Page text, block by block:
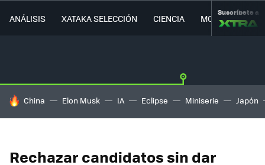
ANÁLISIS XATAKA SELECCIÓN CIENCIA MOVILIDAD
Suscríbete a
HOY SE HABLA DE
China Elon Musk IA Eclipse Miniserie Japón
Rechazar candidatos sin dar